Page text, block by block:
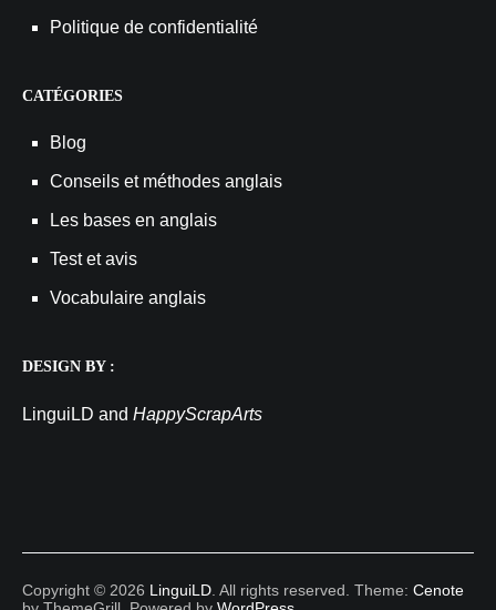
Politique de confidentialité
CATÉGORIES
Blog
Conseils et méthodes anglais
Les bases en anglais
Test et avis
Vocabulaire anglais
DESIGN BY :
LinguiLD and HappyScrapArts
Copyright © 2026 LinguiLD . All rights reserved. Theme: Cenote